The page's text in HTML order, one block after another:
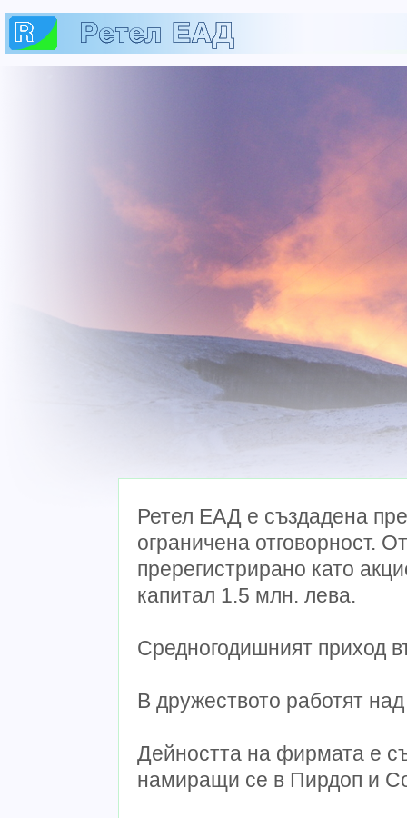
Ретел ЕАД е създадена
ограничена отговорност.
пререгистрирано като
капитал 1.5 млн. лева.
Средногодишният приход
В дружеството работят
Дейността на фирмата е
намиращи се в Пирдоп и